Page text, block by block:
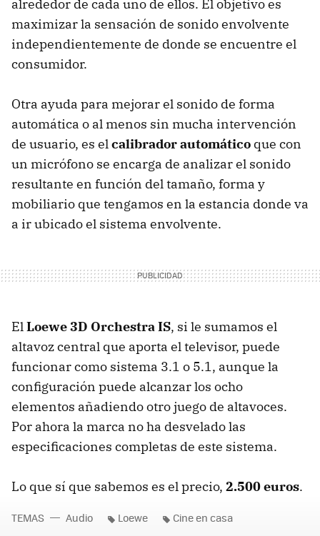
alrededor de cada uno de ellos. El objetivo es
maximizar la sensación de sonido envolvente
independientemente de donde se encuentre el
consumidor.
Otra ayuda para mejorar el sonido de forma
automática o al menos sin mucha intervención
de usuario, es elcalibrador automático que con
un micrófono se encarga de analizar el sonido
resultante en función del tamaño, forma y
mobiliario que tengamos en la estancia donde va
a ir ubicado el sistema envolvente.
ElLoewe 3D Orchestra IS, si le sumamos el
altavoz central que aporta el televisor, puede
funcionar como sistema 3.1 o 5.1, aunque la
configuración puede alcanzar los ocho
elementos añadiendo otro juego de altavoces.
Por ahora la marca no ha desvelado las
especificaciones completas de este sistema.
Lo que sí que sabemos es el precio, 2.500 euros.
TEMAS Audio Loewe Cine en casa